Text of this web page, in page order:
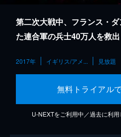
第二次大戦中、フランス・
た連合軍の兵士40万人を救出
2017年 イギリス/アメ... 見放題
無料トライアル
U-NEXTをご利用中／過去に利